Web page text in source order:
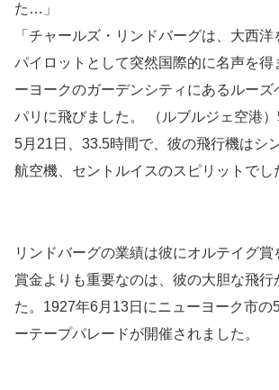
た…」
「チャールズ・リンドバーグは、大西
パイロットとして突然国際的に名声を得
ーヨークのガーデンシティにあるルーズ
パリに飛びました。 （ルブルジェ空港
5月21日、33.5時間で、彼の飛行機はシ
航空機、セントルイスのスピリットでし
リンドバーグの業績は彼にオルテイグ賞
賞金よりも重要なのは、彼の大胆な飛行
た。1927年6月13日にニューヨーク市の
ーテープパレードが開催されました。